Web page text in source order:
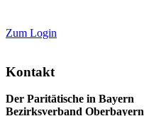
Zum Login
Kontakt
Der Paritätische in Bayern
Bezirksverband Oberbayern